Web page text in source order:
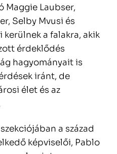
Maggie Laubser,
Selby Mvusi és
kerülnek a falakra, akik
érdeklődés
hagyományait is
iránt, de
élet és az
a század
képviselői, Pablo